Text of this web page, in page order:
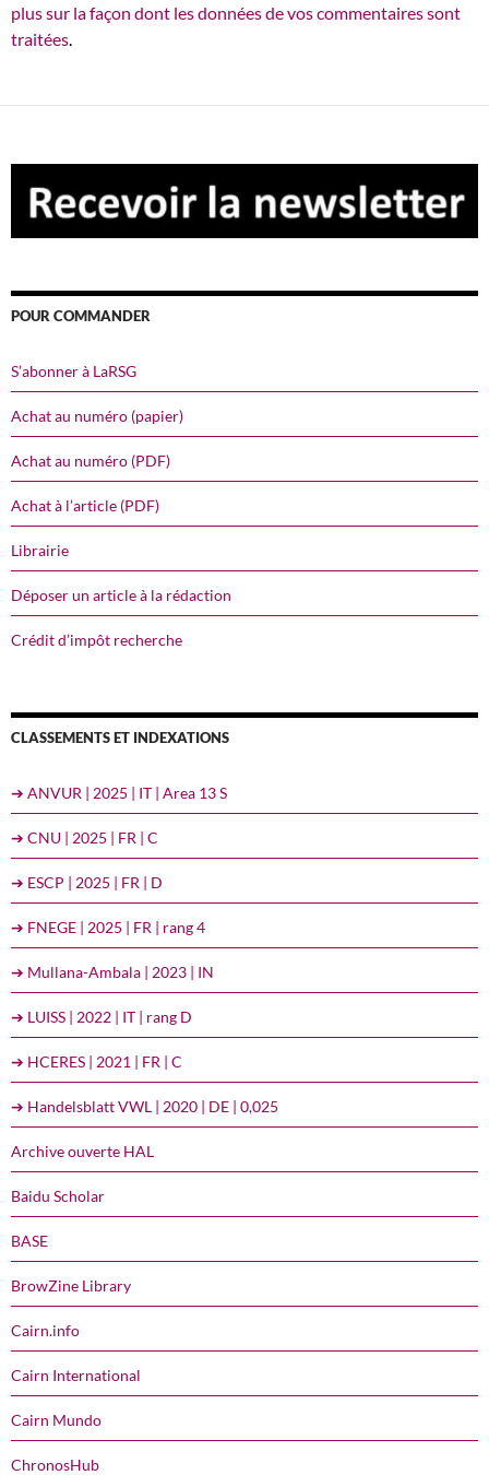
plus sur la façon dont les données de vos commentaires sont
traitées.
POUR COMMANDER
S’abonner à LaRSG
Achat au numéro (papier)
Achat au numéro (PDF)
Achat à l’article (PDF)
Librairie
Déposer un article à la rédaction
Crédit d’impôt recherche
CLASSEMENTS ET INDEXATIONS
➔ ANVUR | 2025 | IT | Area 13 S
➔ CNU | 2025 | FR | C
➔ ESCP | 2025 | FR | D
➔ FNEGE | 2025 | FR | rang 4
➔ Mullana-Ambala | 2023 | IN
➔ LUISS | 2022 | IT | rang D
➔ HCERES | 2021 | FR | C
➔ Handelsblatt VWL | 2020 | DE | 0,025
Archive ouverte HAL
Baidu Scholar
BASE
BrowZine Library
Cairn.info
Cairn International
Cairn Mundo
ChronosHub